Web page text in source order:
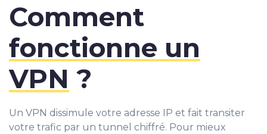
Comment
fonctionne un
VPN ?
Un VPN dissimule votre adresse IP et fait transiter
votre trafic par un tunnel chiffré. Pour mieux